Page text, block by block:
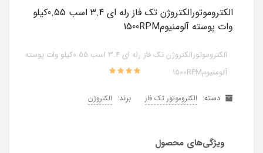
الکتروموتورالکتروژن تک فاز رله ای 3.4 اسب 0.55کیلو
وات پوسته آلومنیوم1500RPM
الکتروموتورالکتروژن تک فاز رله ای 3.4 اسب 0.55کیلو وات پوسته
آلومنیوم1500RPM
دسته: الکتروموتور تک فاز برند: الکتروژن